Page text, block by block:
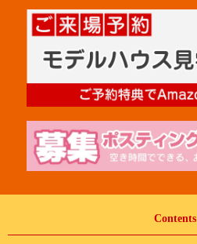
Contents